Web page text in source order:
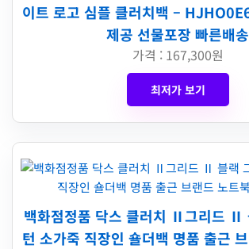
이트 로고 심플 클러치백 –
제공 선물포장 빠른배송
가격 : 167,300원
최저가 보기
백화점정품 닥스 클러치 Ⅱ그리드 Ⅱ
턴 소가죽 직장인 숄더백 명품 출근